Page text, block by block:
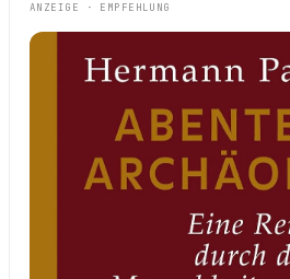
ANZEIGE · EMPFEHLUNG